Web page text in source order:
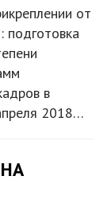
от
в
2018…